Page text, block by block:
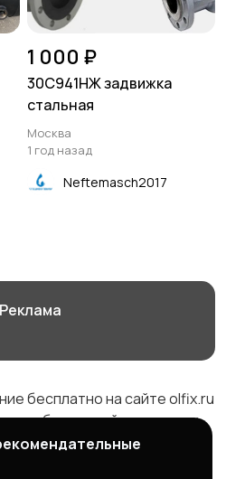
1 000 ₽
30С941НЖ задвижка
стальная
Москва
1 год назад
Neftemasch2017
Реклама
бесплатно на сайте olfix.ru
объявлений от частных